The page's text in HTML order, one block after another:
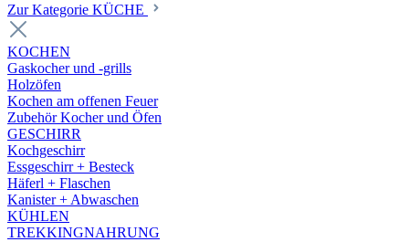
Zur Kategorie KÜCHE
KOCHEN
Gaskocher und -grills
Holzöfen
Kochen am offenen Feuer
Zubehör Kocher und Öfen
GESCHIRR
Kochgeschirr
Essgeschirr + Besteck
Häferl + Flaschen
Kanister + Abwaschen
KÜHLEN
TREKKINGNAHRUNG